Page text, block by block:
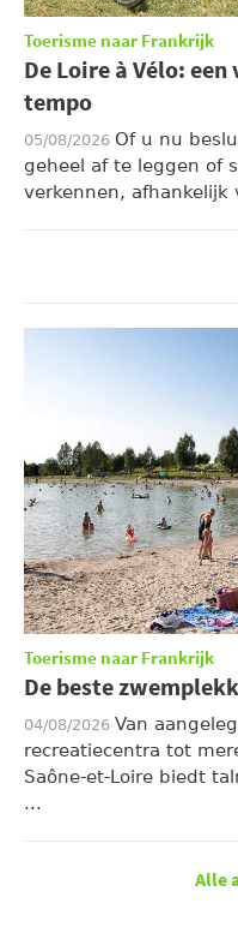
Toerisme naar Frankrijk
De Loire à Vélo:
tempo
05/08/2026 Of u nu
geheel af te leggen of
verkennen,
Toerisme naar Frankrijk
De beste
04/08/2026 Van
recreatiecentra tot
Saône-et-Loire biedt
...
Alle